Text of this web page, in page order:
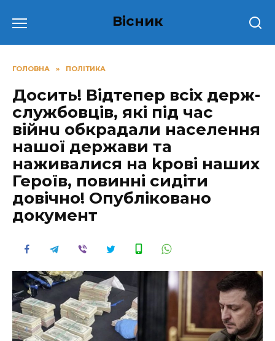
до
Вісник
ГОЛОВНА » ПОЛІТИКА
Досить! Відтепер всіх держ-
службовців, які під час
вiйнu обкрадали населення
нашої держави та
наживалися на kрoвi наших
Героїв, повинні сидіти
довічно! Опубліковано
документ